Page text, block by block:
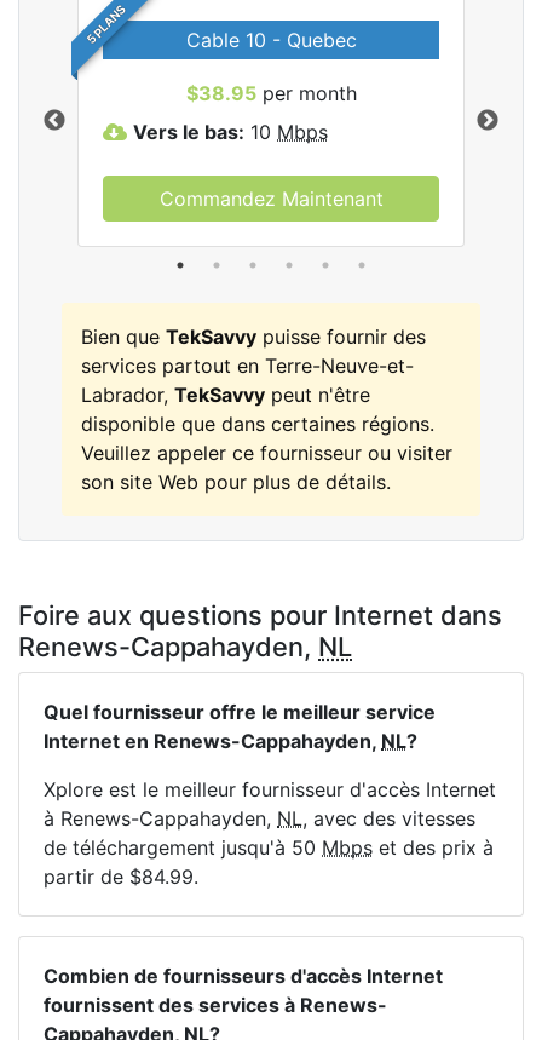
5 PLANS Cable 10 - Quebec
$38.95per month
Vers le bas: 10 Mbps
Commandez Maintenant
Bien que TekSavvy puisse fournir des
services partout en Terre-Neuve-et-
Labrador, TekSavvy peut n'être
disponible que dans certaines régions.
Veuillez appeler ce fournisseur ou visiter
son site Web pour plus de détails.
Foire aux questions pour Internet dans
Renews-Cappahayden, NL
Quel fournisseur offre le meilleur service
Internet en Renews-Cappahayden, NL?
Xplore est le meilleur fournisseur d'accès Internet
à Renews-Cappahayden, NL, avec des vitesses
de téléchargement jusqu'à 50 Mbps et des prix à
partir de $84.99.
Combien de fournisseurs d'accès Internet
fournissent des services à Renews-
Cappahayden, NL?